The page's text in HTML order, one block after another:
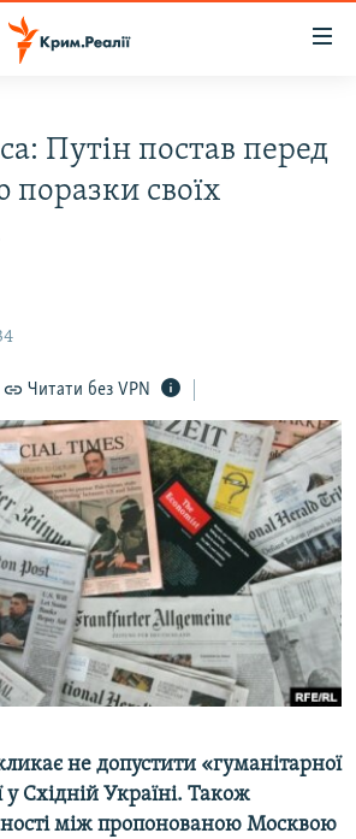
КРИМУ
Путін постав перед
своїх
Читати без VPN
не допустити «гуманітарної
у Східній Україні. Також
між пропонованою Москвою